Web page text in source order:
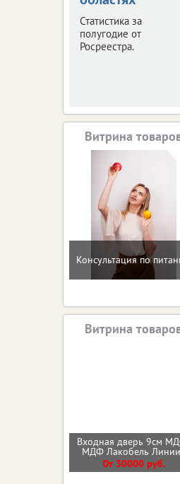
Статистика за
полугодие от
Росреестра.
Витрина
Консультация по
Витрина
Входная дверь 9см
МДФ Лакобель Линии
От 30000 руб.